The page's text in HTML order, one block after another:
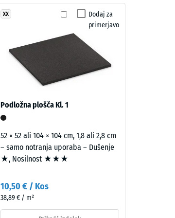
Dodaj za
primerjavo
XX
Podložna plošča Kl. 1
52 × 52 ali 104 × 104 cm, 1,8 ali 2,8 cm
– samo notranja uporaba – Dušenje
★, Nosilnost ★★★
10,50 € / Kos
38,89 € / m²